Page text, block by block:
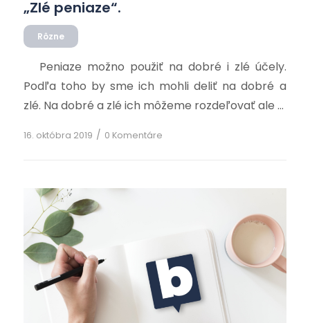
Rôzne
„Zlé peniaze“.
Peniaze možno použiť na dobré i zlé účely.
Podľa toho by sme ich mohli deliť na dobré a
zlé. Na dobré a zlé ich môžeme rozdeľovať ale aj
podľa iného kritéria, napríklad podľa ich
pôvodu. Na výmenu tovarov a služieb
16. októbra 2019 / 0 Komentáre